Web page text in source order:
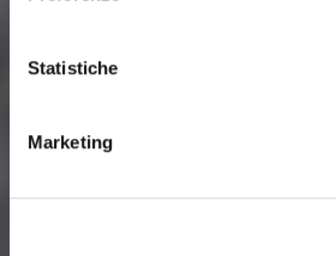
Statistiche
Marketing